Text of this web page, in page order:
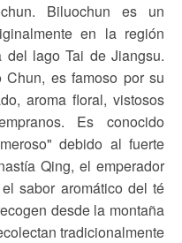
Biluochun es un
en la región
del lago Tai de Jiangsu.
es famoso por su
aroma floral, vistosos
Es conocido
debido al fuerte
Qing, el emperador
sabor aromático del té
desde la montaña
tradicionalmente